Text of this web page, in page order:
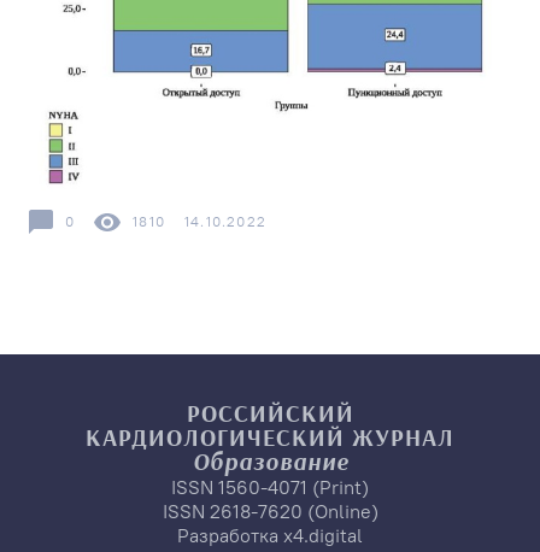
0 1810 14.10.2022
РОССИЙСКИЙ
КАРДИОЛОГИЧЕСКИЙ ЖУРНАЛ
Образование
ISSN 1560-4071 (Print)
ISSN 2618-7620 (Online)
Разработка x4.digital